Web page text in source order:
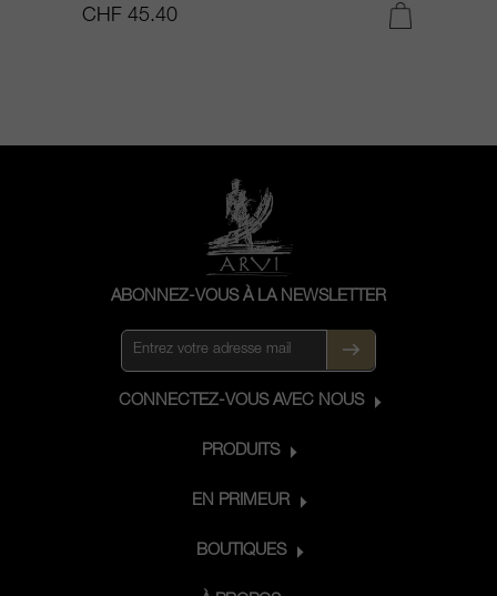
CHF 45.40
ABONNEZ-VOUS À LA NEWSLETTER
CONNECTEZ-VOUS AVEC NOUS
PRODUITS
EN PRIMEUR
BOUTIQUES